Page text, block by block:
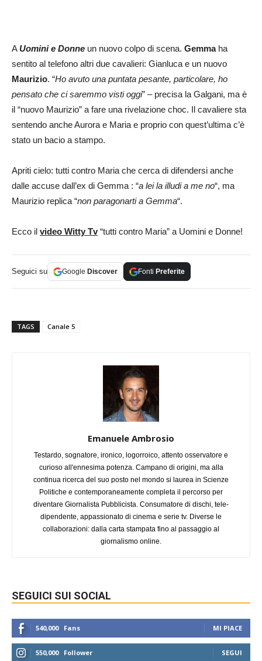
AUomini e Donne un nuovo colpo di scena. Gemmaha
sentito al telefono altri due cavalieri: Gianluca e un nuovo
Maurizio. “Ho avuto una puntata pesante, particolare, ho
pensato che ci saremmo visti oggi” – precisa la Galgani, ma è
il “nuovo Maurizio” a fare una rivelazione choc. Il cavaliere sta
sentendo anche Aurora e Maria e proprio con quest’ultima c’è
stato un bacio a stampo.
Apriti cielo: tutti contro Maria che cerca di difendersi anche
dalle accuse dall’ex di Gemma : “a lei la illudi a me no“, ma
Maurizio replica “non paragonarti a Gemma“.
Ecco il video Witty Tv“tutti contro Maria” a Uomini e Donne!
Seguici su Google Discover Fonti Preferite
TAGS Canale 5
Emanuele Ambrosio
Testardo, sognatore, ironico, logorroico, attento osservatore e
curioso all'ennesima potenza. Campano di origini, ma alla
continua ricerca del suo posto nel mondo si laurea in Scienze
Politiche e contemporaneamente completa il percorso per
diventare Giornalista Pubblicista. Consumatore di dischi, tele-
dipendente, appassionato di cinema e serie tv. Diverse le
collaborazioni: dalla carta stampata fino al passaggio al
giornalismo online.
SEGUICI SUI SOCIAL
540,000 Fans MI PIACE
550,000 Follower SEGUI